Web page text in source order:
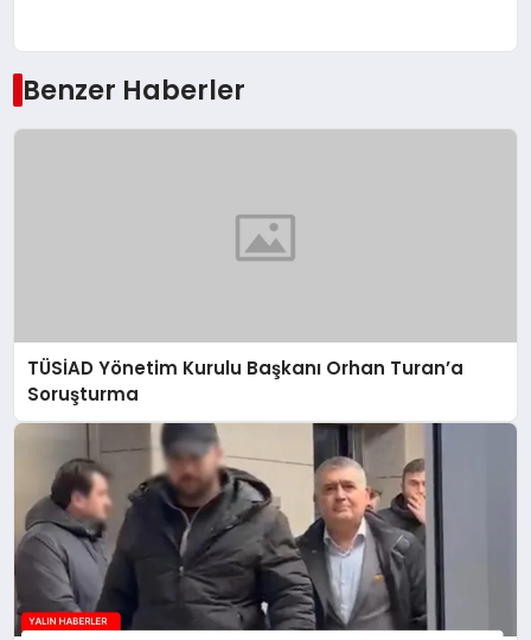
Benzer Haberler
TÜSİAD Yönetim Kurulu Başkanı Orhan Turan’a
Soruşturma